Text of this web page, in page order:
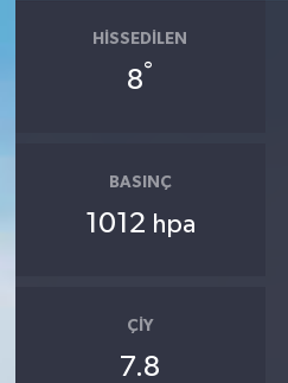
HISSEDILEN
8°
BASINÇ
1012 hpa
ÇIY
7.8